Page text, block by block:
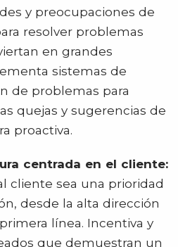
y preocupaciones de
resolver problemas
en grandes
sistemas de
de problemas para
quejas y sugerencias de
proactiva.
centrada en el cliente:
cliente sea una prioridad
desde la alta dirección
línea. Incentiva y
que demuestran un